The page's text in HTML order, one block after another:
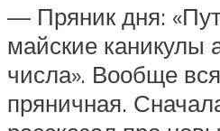
— Пряник дня:
майские каникулы
числа». Вообще
пряничная.